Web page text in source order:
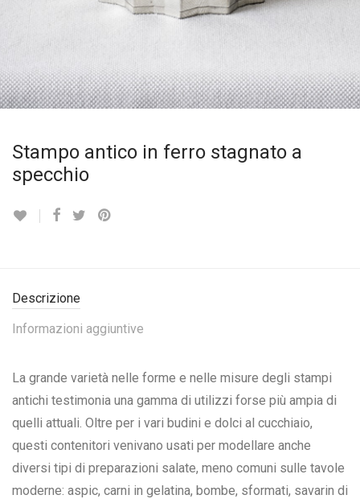
Stampo antico in ferro stagnato a
specchio
Descrizione
Informazioni aggiuntive
La grande varietà nelle forme e nelle misure degli stampi
antichi testimonia una gamma di utilizzi forse più ampia di
quelli attuali. Oltre per i vari budini e dolci al cucchiaio,
questi contenitori venivano usati per modellare anche
diversi tipi di preparazioni salate, meno comuni sulle tavole
moderne: aspic, carni in gelatina, bombe, sformati, savarin di